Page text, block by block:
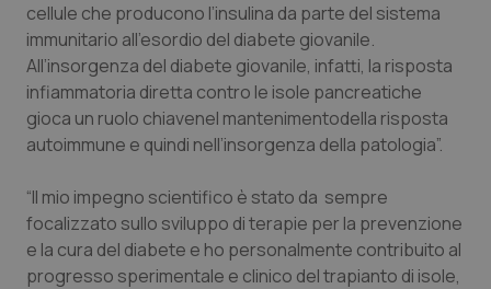
Quotidiano Pediatria
Rene & patologie urogenitali
Salute orale & impianti
Sangue & coagulazione
Tiroide
cellule che producono l’insulina da parte del sistema
immunitario all’esordio del diabete giovanile.
All’insorgenza del diabete giovanile, infatti, la risposta
infiammatoria diretta contro le isole pancreatiche
gioca un ruolo chiavenel mantenimentodella risposta
autoimmune e quindi nell’insorgenza della patologia”.
“Il mio impegno scientifico è stato da sempre
focalizzato sullo sviluppo di terapie per la prevenzione
e la cura del diabete e ho personalmente contribuito al
progresso sperimentale e clinico del trapianto di isole,